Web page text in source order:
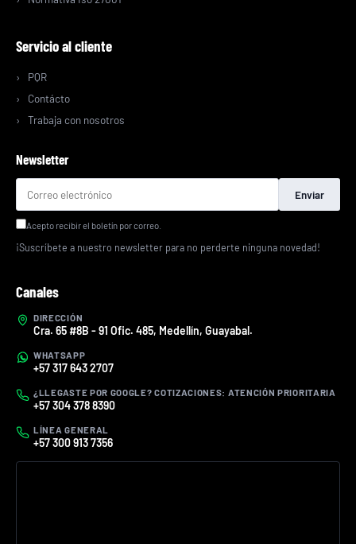
Servicio al cliente
PQR
Contácto
Trabaja con nosotros
Newsletter
Enviar
Acepto recibir el boletín por correo.
¡Suscríbete a nuestro newsletter para no perderte ninguna novedad!
Canales
DIRECCIÓN
Cra. 65 #8B - 91 Ofic. 485, Medellín, Guayabal.
WHATSAPP
+57 317 643 2707
¿LLEGASTE POR GOOGLE? COTIZACIONES: ATENCIÓN PRIORITARIA
+57 304 378 8390
LÍNEA GENERAL
+57 300 913 7356